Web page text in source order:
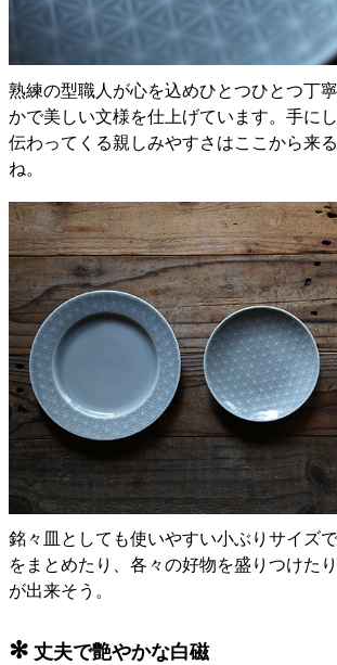
熟練の型職人が心を込めひとつひとつ丁
かで美しい文様を仕上げています。手に
伝わってくる親しみやすさはここから来
ね。
銘々皿としても使いやすい小ぶりサイズ
をまとめたり、各々の好物を盛りつけた
が出来そう。
✻ 丈夫で艶やかな白磁